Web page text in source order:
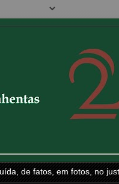
de fatos, em fotos, no